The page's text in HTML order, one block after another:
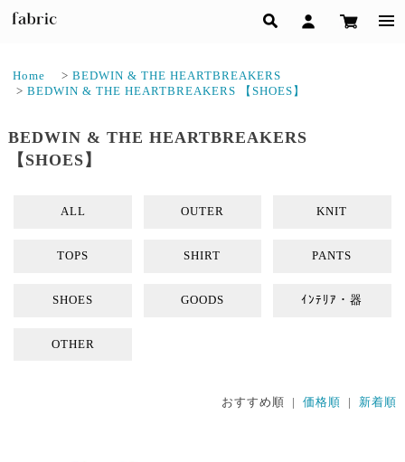
Home > BEDWIN & THE HEARTBREAKERS
> BEDWIN & THE HEARTBREAKERS 【SHOES】
BEDWIN & THE HEARTBREAKERS
【SHOES】
ALL OUTER KNIT
TOPS SHIRT PANTS
SHOES GOODS ｲﾝﾃﾘｱ・器
OTHER
おすすめ順 |価格順 | 新着順